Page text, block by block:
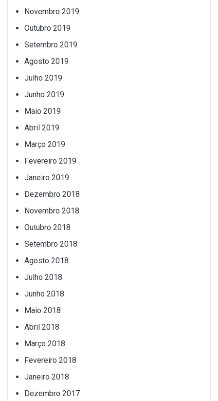
Novembro 2019
Outubro 2019
Setembro 2019
Agosto 2019
Julho 2019
Junho 2019
Maio 2019
Abril 2019
Março 2019
Fevereiro 2019
Janeiro 2019
Dezembro 2018
Novembro 2018
Outubro 2018
Setembro 2018
Agosto 2018
Julho 2018
Junho 2018
Maio 2018
Abril 2018
Março 2018
Fevereiro 2018
Janeiro 2018
Dezembro 2017